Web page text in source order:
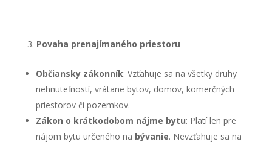
Povaha prenajímaného priestoru
Občiansky zákonník: Vzťahuje sa na všetky druhy
nehnuteľností, vrátane bytov, domov, komerčných
priestorov či pozemkov.
Zákon o krátkodobom nájme bytu: Platí len pre
nájom bytu určeného na bývanie. Nevzťahuje sa na